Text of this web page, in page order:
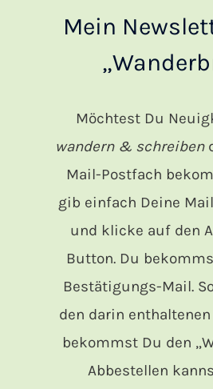
Mein
Möchtest Du
wandern & schreiben
Mail-Postfach
gib einfach Deine
und klicke auf den
Button. Du
Bestätigungs-Mail.
den darin
bekommst Du den
Abbestellen